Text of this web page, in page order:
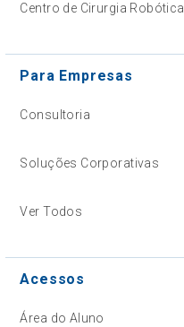
Centro de Cirurgia Robótica
Para Empresas
Consultoria
Soluções Corporativas
Ver Todos
Acessos
Área do Aluno